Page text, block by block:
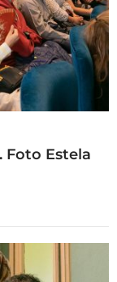
Foto Estela